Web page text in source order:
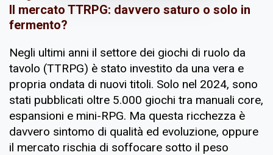
Il mercato TTRPG: davvero saturo o solo in
fermento?
Negli ultimi anni il settore dei giochi di ruolo da
tavolo (TTRPG) è stato investito da una vera e
propria ondata di nuovi titoli. Solo nel 2024, sono
stati pubblicati oltre 5.000 giochi tra manuali core,
espansioni e mini-RPG. Ma questa ricchezza è
davvero sintomo di qualità ed evoluzione, oppure
il mercato rischia di soffocare sotto il peso